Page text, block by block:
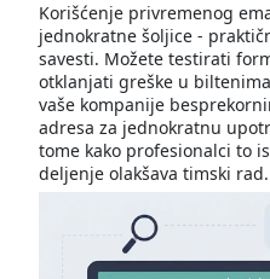
Korišćenje privremenog
jednokratne šoljice -
savesti. Možete testirati
otklanjati greške u
vaše kompanije
adresa za jednokratnu
tome kako profesionalci to
deljenje olakšava timski rad.